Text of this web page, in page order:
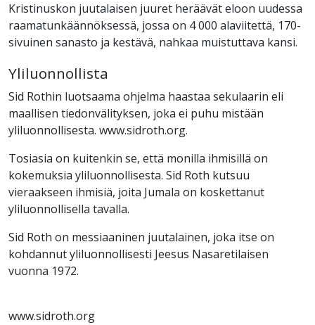
Kristinuskon juutalaisen juuret heräävät eloon uudessa
raamatunkäännöksessä, jossa on 4 000 alaviitettä, 170-
sivuinen sanasto ja kestävä, nahkaa muistuttava kansi.
Yliluonnollista
Sid Rothin luotsaama ohjelma haastaa sekulaarin eli
maallisen tiedonvälityksen, joka ei puhu mistään
yliluonnollisesta. www.sidroth.org.
Tosiasia on kuitenkin se, että monilla ihmisillä on
kokemuksia yliluonnollisesta. Sid Roth kutsuu
vieraakseen ihmisiä, joita Jumala on koskettanut
yliluonnollisella tavalla.
Sid Roth on messiaaninen juutalainen, joka itse on
kohdannut yliluonnollisesti Jeesus Nasaretilaisen
vuonna 1972.
www.sidroth.org